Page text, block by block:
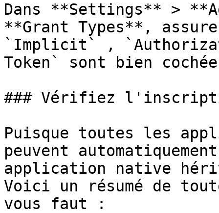
Dans **Settings** >
**Grant Types**,
`Implicit` ,
Token` sont bien
### Vérifiez
Puisque toutes les
peuvent
application native
Voici un résumé de
vous faut :